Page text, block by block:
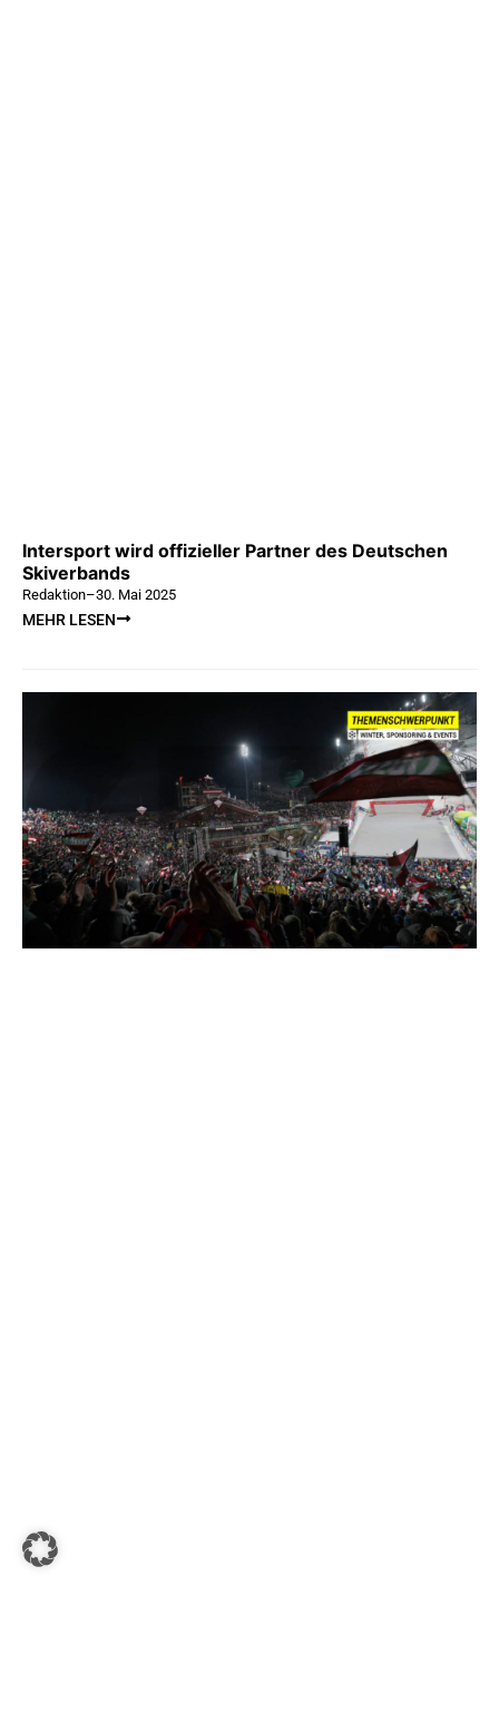
Intersport wird offizieller Partner des Deutschen
Skiverbands
Redaktion–30. Mai 2025
MEHR LESEN